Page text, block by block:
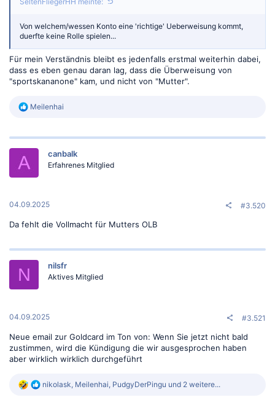
Von welchem/wessen Konto eine 'richtige' Ueberweisung kommt,
duerfte keine Rolle spielen...
Für mein Verständnis bleibt es jedenfalls erstmal weiterhin dabei,
dass es eben genau daran lag, dass die Überweisung von
"sportskananone" kam, und nicht von "Mutter".
R
k
:
Meilenhai
canbalk
Erfahrenes Mitglied
04.09.2025 #3.520
Da fehlt die Vollmacht für Mutters OLB
N nilsfr
Aktives Mitglied
04.09.2025 #3.521
Neue email zur Goldcard im Ton von: Wenn Sie jetzt nicht bald
zustimmen, wird die Kündigung die wir ausgesprochen haben
aber wirklich wirklich durchgeführt
R
nikolask, Meilenhai, PudgyDerPingu und 2 weitere...